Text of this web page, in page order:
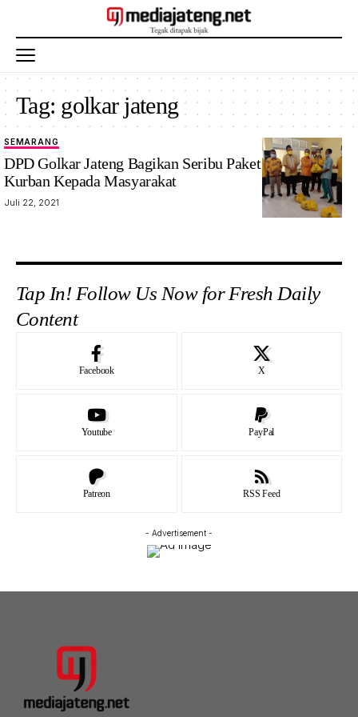
Tag: golkar jateng
SEMARANG
DPD Golkar Jateng Bagikan Seribu Paket Daging
Kurban Kepada Masyarakat
Juli 22, 2021
Tap In! Follow Us Now for Fresh Daily
Content
Facebook X
Youtube PayPal
Patreon RSS Feed
- Advertisement -